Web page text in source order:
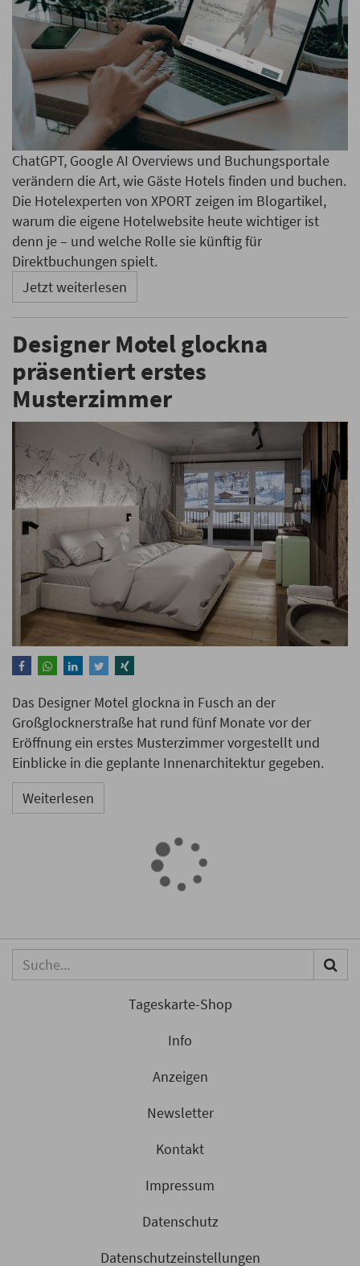
ChatGPT, Google AI Overviews und Buchungsportale
verändern die Art, wie Gäste Hotels finden und buchen.
Die Hotelexperten von XPORT zeigen im Blogartikel,
warum die eigene Hotelwebsite heute wichtiger ist
denn je – und welche Rolle sie künftig für
Direktbuchungen spielt.
Jetzt weiterlesen
Designer Motel glockna
präsentiert erstes
Musterzimmer
Das Designer Motel glockna in Fusch an der
Großglocknerstraße hat rund fünf Monate vor der
Eröffnung ein erstes Musterzimmer vorgestellt und
Einblicke in die geplante Innenarchitektur gegeben.
Weiterlesen
Hotelrestaurants erleben
Trend von Hotelrestaurants als eigenständige
Kennzahlen zur Reiseplanung.